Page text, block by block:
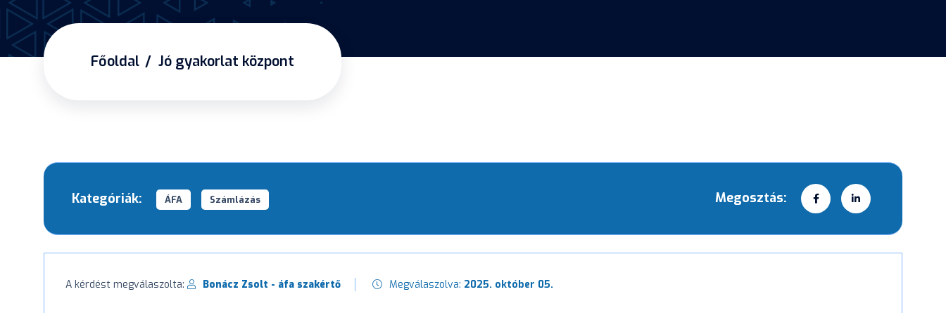
Főoldal Jó gyakorlat központ
Kategóriák: ÁFA Számlázás Megosztás:
A kérdést megválaszolta: Bonácz Zsolt - áfa szakértő Megválaszolva: 2025. október 05.